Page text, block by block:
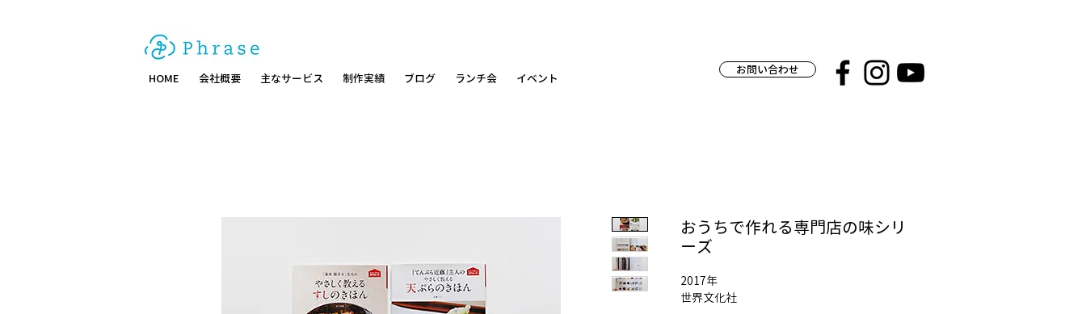
HOME 会社概要 主なサービス 制作実績 ブログ ランチ会 イベント
お問い合わせ
おうちで作れる専門店の味シリ
ーズ
2017年
世界文化社